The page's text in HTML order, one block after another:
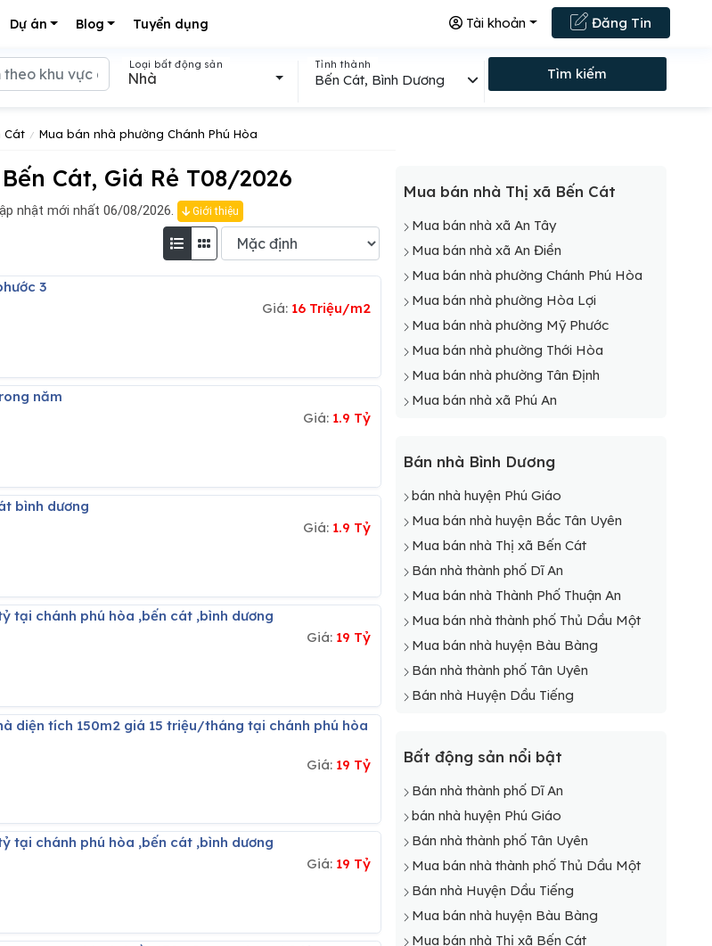
Dự án Blog Tuyển dụng Đăng Tin
Tài khoản
Cát Mua bán nhà phường Chánh Phú Hòa
Cát, Giá Rẻ T08/2026
nhật mới nhất 06/08/2026. Giới thiệu
3
Giá: 16 Triệu/m2
năm
Giá: 1.9 Tỷ
bình dương
Giá: 1.9 Tỷ
tại chánh phú hòa ,bến cát ,bình dương
Giá: 19 Tỷ
Giá: 19 Tỷ
tại chánh phú hòa ,bến cát ,bình dương
Giá: 19 Tỷ
Mua bán nhà Thị xã Bến Cát
Mua bán nhà xã An Tây
Mua bán nhà xã An Điền
Mua bán nhà phường Chánh Phú Hòa
Mua bán nhà phường Hòa Lợi
Mua bán nhà phường Mỹ Phước
Mua bán nhà phường Thới Hòa
Mua bán nhà phường Tân Định
Mua bán nhà xã Phú An
Bán nhà Bình Dương
bán nhà huyện Phú Giáo
Mua bán nhà huyện Bắc Tân Uyên
Mua bán nhà Thị xã Bến Cát
Bán nhà thành phố Dĩ An
Mua bán nhà Thành Phố Thuận An
Mua bán nhà thành phố Thủ Dầu Một
Mua bán nhà huyện Bàu Bàng
Bán nhà thành phố Tân Uyên
Bán nhà Huyện Dầu Tiếng
Bất động sản nổi bật
Bán nhà thành phố Dĩ An
bán nhà huyện Phú Giáo
Bán nhà thành phố Tân Uyên
Mua bán nhà thành phố Thủ Dầu Một
Bán nhà Huyện Dầu Tiếng
Mua bán nhà huyện Bàu Bàng
Mua bán nhà Thị xã Bến Cát
Loại bất động sản
Nhà
Tỉnh thành
Bến Cát, Bình Dương Tìm kiếm